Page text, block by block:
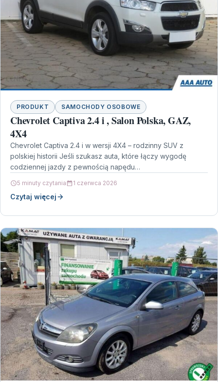
PRODUKT SAMOCHODY OSOBOWE
Chevrolet Captiva 2.4 i , Salon Polska, GAZ,
4X4
Chevrolet Captiva 2.4 i w wersji 4X4 – rodzinny SUV z
polskiej historii Jeśli szukasz auta, które łączy wygodę
codziennej jazdy z pewnością napędu…
5 minuty czytania 1 czerwca 2026
Czytaj więcej